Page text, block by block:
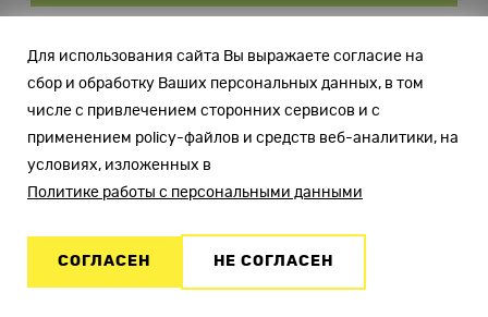
Контакты
Адрес
Марьиной Рощи, д. 40с1, оф. 202,
ИНН7701838266, ОКВЭД 62.02
Для использования сайта Вы выражаете согласие на
сбор и обработку Ваших персональных данных, в том
числе с привлечением сторонних сервисов и с
применением policy-файлов и средств веб-аналитики, на
условиях, изложенных в
Политике работы с персональными данными
СОГЛАСЕН НЕ СОГЛАСЕН